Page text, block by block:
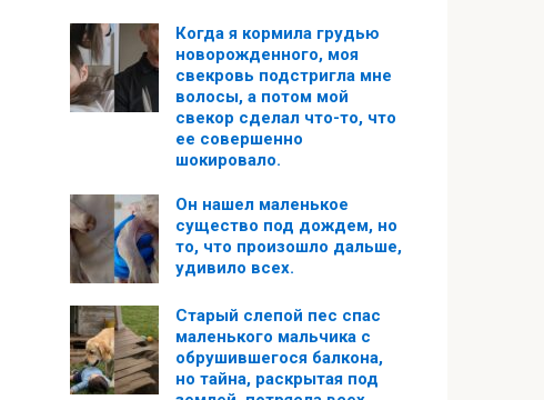
Когда я кормила грудью
новорожденного, моя
свекровь подстригла мне
волосы, а потом мой
свекор сделал что-то, что
ее совершенно
шокировало.
Он нашел маленькое
существо под дождем, но
то, что произошло дальше,
удивило всех.
Старый слепой пес спас
маленького мальчика с
обрушившегося балкона,
но тайна, раскрытая под